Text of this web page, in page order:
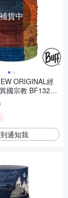
補貨中
ORIGINAL經
國宗教 BF13275
曬/健行/單車/爬
通知我